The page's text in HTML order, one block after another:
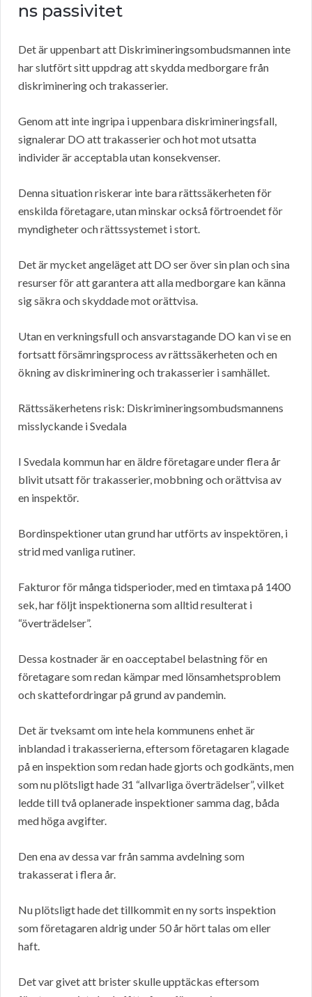
ns passivitet
Det är uppenbart att Diskrimineringsombudsmannen inte
har slutfört sitt uppdrag att skydda medborgare från
diskriminering och trakasserier.
Genom att inte ingripa i uppenbara diskrimineringsfall,
signalerar DO att trakasserier och hot mot utsatta
individer är acceptabla utan konsekvenser.
Denna situation riskerar inte bara rättssäkerheten för
enskilda företagare, utan minskar också förtroendet för
myndigheter och rättssystemet i stort.
Det är mycket angeläget att DO ser över sin plan och sina
resurser för att garantera att alla medborgare kan känna
sig säkra och skyddade mot orättvisa.
Utan en verkningsfull och ansvarstagande DO kan vi se en
fortsatt försämringsprocess av rättssäkerheten och en
ökning av diskriminering och trakasserier i samhället.
Rättssäkerhetens risk: Diskrimineringsombudsmannens
misslyckande i Svedala
I Svedala kommun har en äldre företagare under flera år
blivit utsatt för trakasserier, mobbning och orättvisa av
en inspektör.
Bordinspektioner utan grund har utförts av inspektören, i
strid med vanliga rutiner.
Fakturor för många tidsperioder, med en timtaxa på 1400
sek, har följt inspektionerna som alltid resulterat i
“överträdelser”.
Dessa kostnader är en oacceptabel belastning för en
företagare som redan kämpar med lönsamhetsproblem
och skattefordringar på grund av pandemin.
Det är tveksamt om inte hela kommunens enhet är
inblandad i trakasserierna, eftersom företagaren klagade
på en inspektion som redan hade gjorts och godkänts, men
som nu plötsligt hade 31 “allvarliga överträdelser”, vilket
ledde till två oplanerade inspektioner samma dag, båda
med höga avgifter.
Den ena av dessa var från samma avdelning som
trakasserat i flera år.
Nu plötsligt hade det tillkommit en ny sorts inspektion
som företagaren aldrig under 50 år hört talas om eller
haft.
Det var givet att brister skulle upptäckas eftersom